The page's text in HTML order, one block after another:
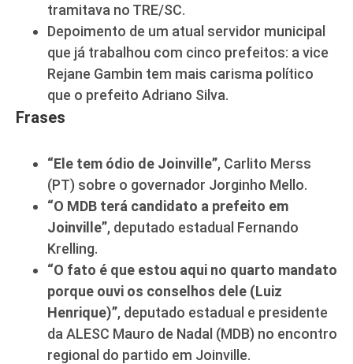
tramitava no TRE/SC.
Depoimento de um atual servidor municipal
que já trabalhou com cinco prefeitos: a vice
Rejane Gambin tem mais carisma político
que o prefeito Adriano Silva.
Frases
“Ele tem ódio de Joinville”, Carlito Merss
(PT) sobre o governador Jorginho Mello.
“O MDB terá candidato a prefeito em
Joinville”, deputado estadual Fernando
Krelling.
“O fato é que estou aqui no quarto mandato
porque ouvi os conselhos dele (Luiz
Henrique)”, deputado estadual e presidente
da ALESC Mauro de Nadal (MDB) no encontro
regional do partido em Joinville.